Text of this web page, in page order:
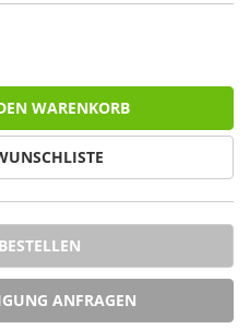
WARENKORB
ANFRAGEN